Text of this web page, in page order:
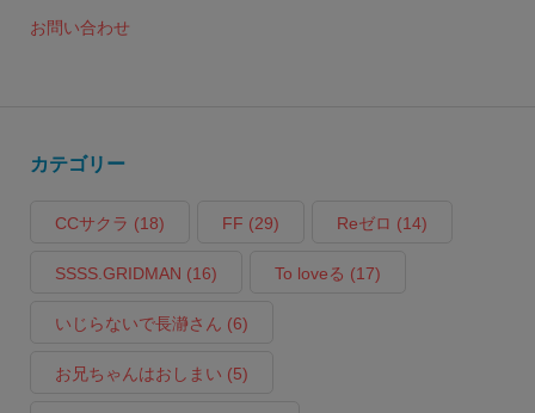
お問い合わせ
カテゴリー
CCサクラ (18) FF (29) Reゼロ (14)
SSSS.GRIDMAN (16) To loveる (17)
いじらないで長瀞さん (6)
お兄ちゃんはおしまい (5)